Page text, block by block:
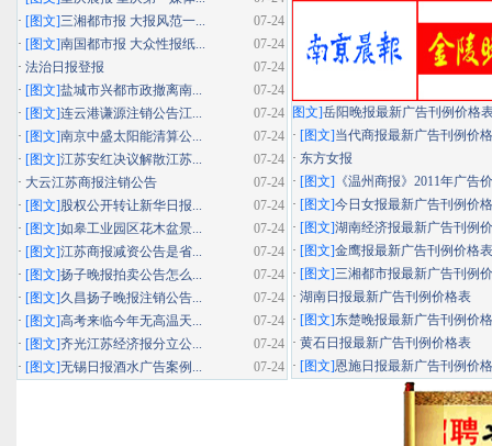
图文]岳阳晚报最新广告刊例价格
· [图文]当代商报最新广告刊例价
· 东方女报
· [图文] 《温州商报》2011年广告
· [图文]今日女报最新广告刊例价
· [图文]湖南经济报最新广告刊例
· [图文]金鹰报最新广告刊例价格表
· [图文]三湘都市报最新广告刊例
· 湖南日报最新广告刊例价格表
· [图文]东楚晚报最新广告刊例价
· 黄石日报最新广告刊例价格表
· [图文]恩施日报最新广告刊例价
07-24
· [图文]三湘都市报 大报风范一...
07-24
· [图文]南国都市报 大众性报纸...
07-24
· 法治日报登报
07-24
· [图文]盐城市兴都市政撤离南...
07-24
· [图文]连云港谦源注销公告江...
07-24
· [图文]南京中盛太阳能清算公...
07-24
· [图文]江苏安红决议解散江苏...
07-24
· 大云江苏商报注销公告
07-24
· [图文]股权公开转让新华日报...
07-24
· [图文]如皋工业园区花木盆景...
07-24
· [图文]江苏商报减资公告是省...
07-24
· [图文]扬子晚报拍卖公告怎么...
07-24
· [图文]久昌扬子晚报注销公告...
07-24
· [图文]高考来临今年无高温天...
07-24
· [图文]齐光江苏经济报分立公...
07-24
· [图文]无锡日报酒水广告案例...